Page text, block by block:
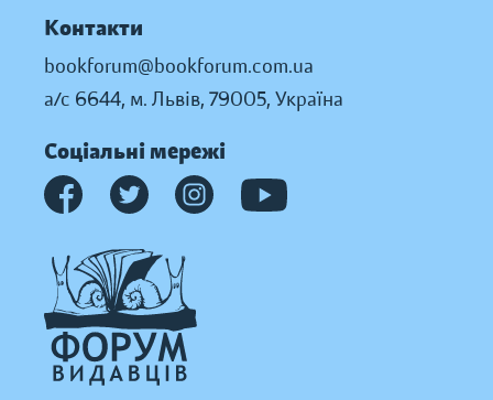
Контакти
bookforum@bookforum.com.ua
а/с 6644, м. Львів, 79005, Україна
Соціальні мережі